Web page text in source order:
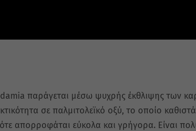
παράγεται μέσω ψυχρής έκθλιψης των
σε παλμιτολεϊκό οξύ, το οποίο
απορροφάται εύκολα και γρήγορα. Είναι